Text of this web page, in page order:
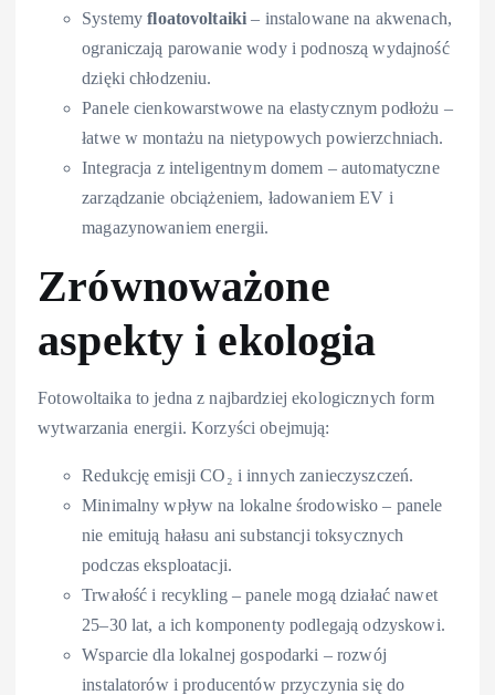
Systemyfloatovoltaiki – instalowane na akwena­ch,
ograniczają parowanie wody i podnoszą wydajność
dzięki chłodzeniu.
Panele cienkowarstwowe na elastycznym podłożu –
łatwe w montażu na nietypowych powierzchniach.
Integracja z inteligentnym domem – automatyczne
zarządzanie obciążeniem, ładowaniem EV i
magazynowaniem energii.
Zrównoważone
aspekty i ekologia
Fotowoltaika to jedna z najbardziej ekologicznych form
wytwarzania energii. Korzyści obejmują:
Redukcję emisji CO₂ i innych zanieczyszczeń.
Minimalny wpływ na lokalne środowisko – panele
nie emitują hałasu ani substancji toksycznych
podczas eksploatacji.
Trwałość i recykling – panele mogą działać nawet
25–30 lat, a ich komponenty podlegają odzyskowi.
Wsparcie dla lokalnej gospodarki – rozwój
instalatorów i producentów przyczynia się do